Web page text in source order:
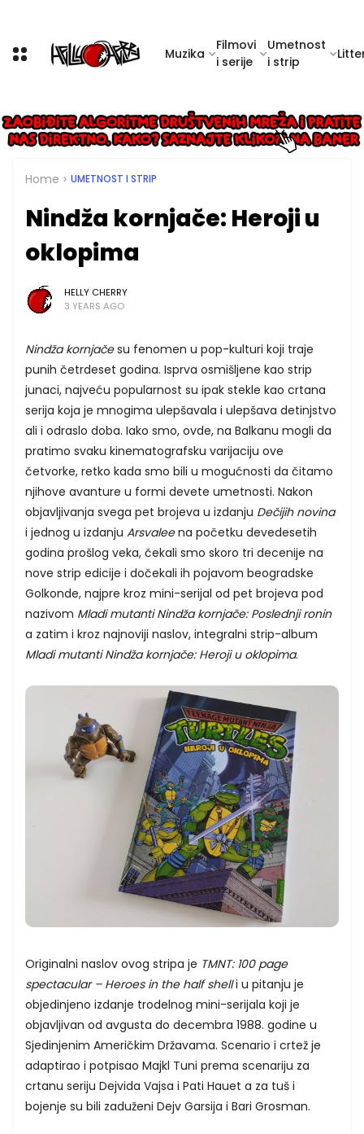
Muzika
Filmovi
i serije
Umetnost
i strip
Home UMETNOST I STRIP
Nindža kornjače: Heroji u
oklopima
HELLY CHERRY
3 YEARS AGO
Nindža kornjačesu fenomen u pop-kulturi koji traje
punih četrdeset godina. Isprva osmišljene kao strip
junaci, najveću popularnost su ipak stekle kao crtana
serija koja je mnogima ulepšavala i ulepšava detinjstvo
ali i odraslo doba. Iako smo, ovde, na Balkanu mogli da
pratimo svaku kinematografsku varijaciju ove
četvorke, retko kada smo bili u mogućnosti da čitamo
njihove avanture u formi devete umetnosti. Nakon
objavljivanja svega pet brojeva u izdanju Dečijih novina
i jednog u izdanju Arsvaleena početku devedesetih
godina prošlog veka, čekali smo skoro tri decenije na
nove strip edicije i dočekali ih pojavom beogradske
Golkonde, najpre kroz mini-serijal od pet brojeva pod
nazivom Mladi mutanti Nindža kornjače: Poslednji ronin
a zatim i kroz najnoviji naslov, integralni strip-album
Mladi mutanti Nindža kornjače: Heroji u oklopima.
Originalni naslov ovog stripa je TMNT: 100 page
spectacular – Heroes in the half shelli u pitanju je
objedinjeno izdanje trodelnog mini-serijala koji je
objavljivan od avgusta do decembra 1988. godine u
Sjedinjenim Američkim Državama. Scenario i crtež je
adaptirao i potpisao Majkl Tuni prema scenariju za
crtanu seriju Dejvida Vajsa i Pati Hauet a za tuš i
bojenje su bili zaduženi Dejv Garsija i Bari Grosman.